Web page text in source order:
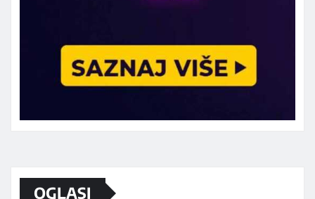
OGLASI